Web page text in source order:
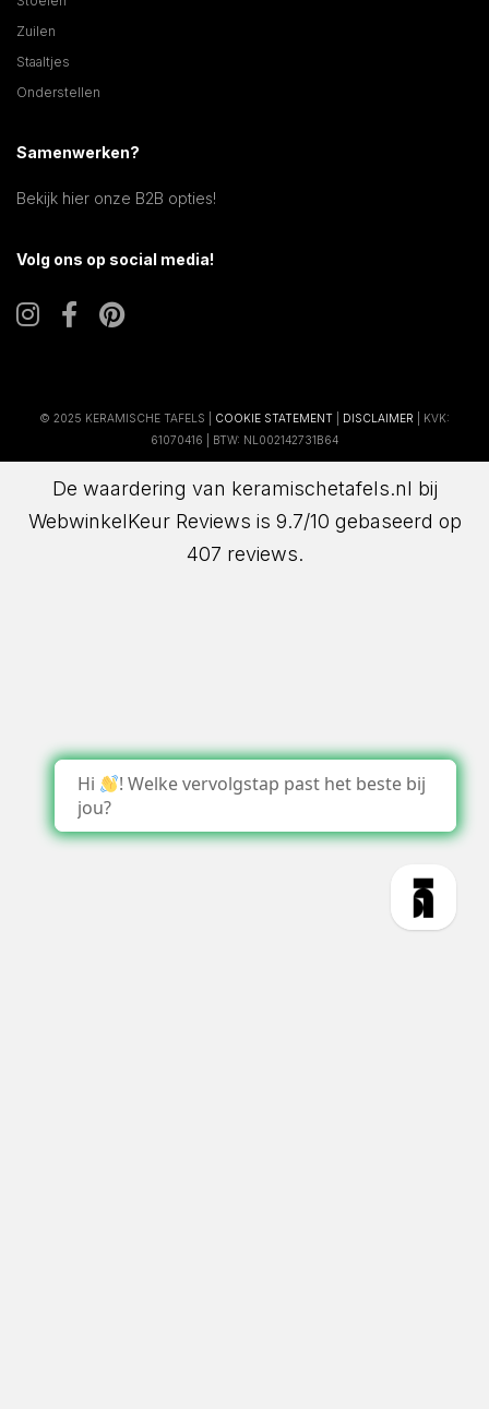
Zuilen
Staaltjes
Onderstellen
Samenwerken?
Bekijk hier onze B2B opties!
Volg ons op social media!
© 2025 KERAMISCHE TAFELS | COOKIE STATEMENT DISCLAIMER | KVK:
61070416 | BTW: NL002142731B64
De waardering van keramischetafels.nl bij
WebwinkelKeur Reviews is 9.7/10 gebaseerd op
407 reviews.
Hi
! Welke vervolgstap past het beste bij
jou?